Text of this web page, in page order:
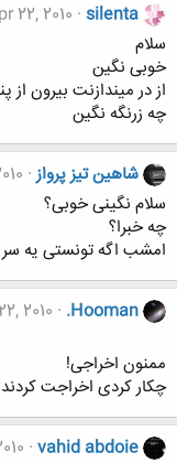
silenta
22, 2010
سلام
خوبی نگین
از در میندازنت بیرون از
چه زرنگه نگین
شاهین تیز پرواز
سلام نگینی خوبی؟
چه خبرا؟
امشب اگه تونستی یه سر
.Hooman
2010
ممنون اخراجی!
چکار کردی اخراجت
vahid abdoie